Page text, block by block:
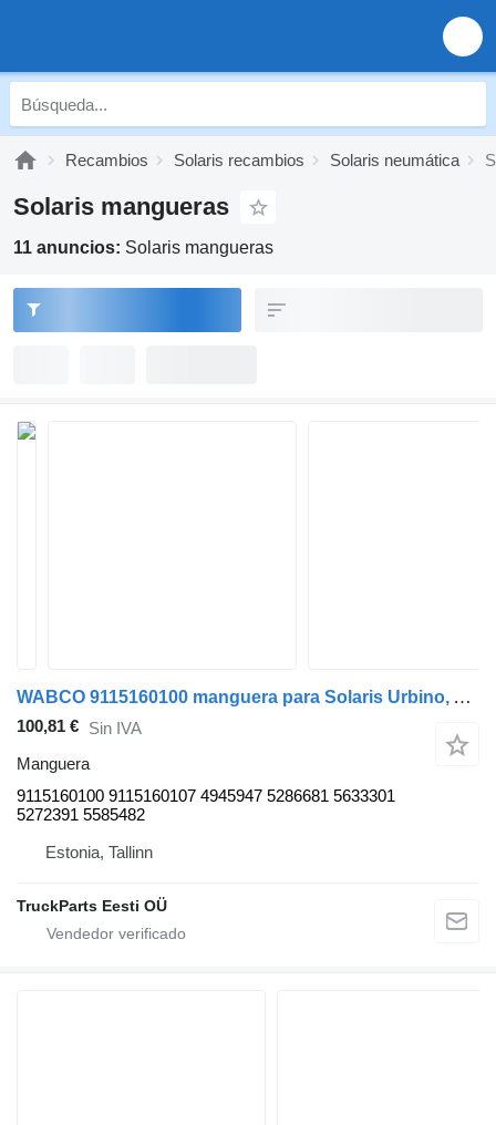
Recambios Solaris recambios Solaris neumática
Solaris mangueras
11 anuncios: Solaris mangueras
WABCO 9115160100 manguera para Solaris Urbino, Alpino, Vacanza (1999-) autobús
100,81 € Sin IVA
Manguera
9115160100 9115160107 4945947 5286681 5633301
5272391 5585482
Estonia, Tallinn
TruckParts Eesti OÜ